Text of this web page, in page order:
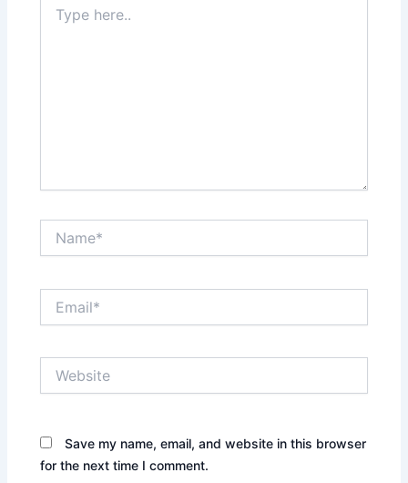
here..
Save my name, email, and website in this browser
for the next time I comment.